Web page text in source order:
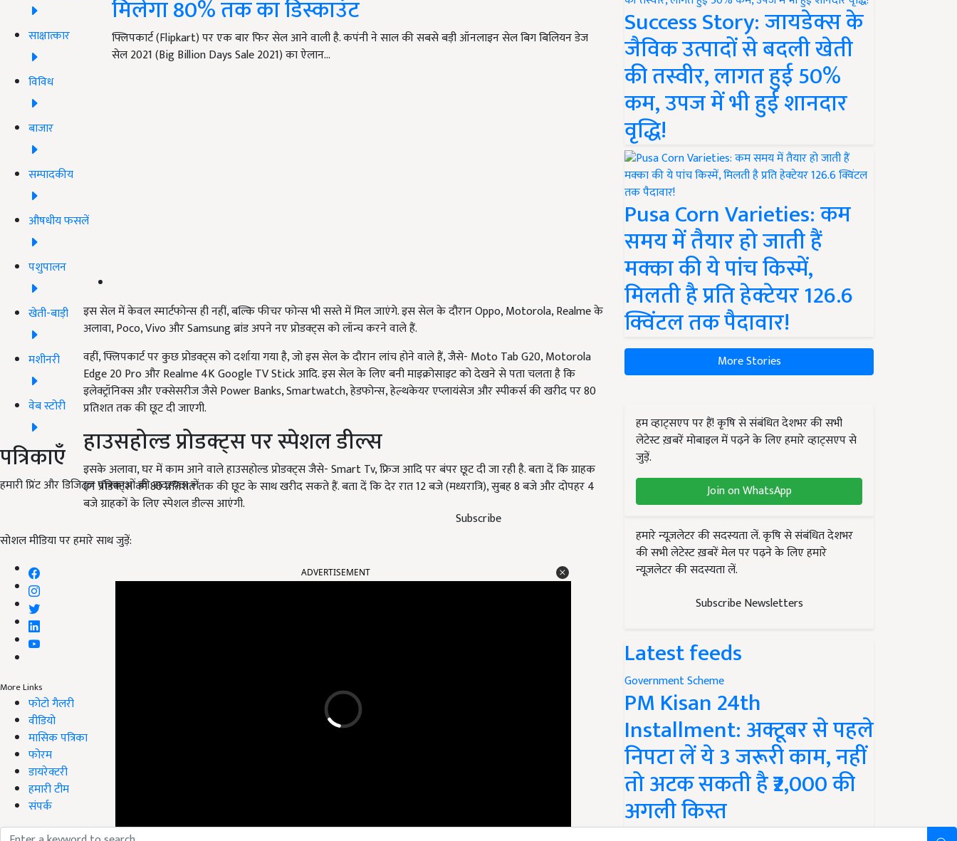
साक्षात्कार
विविध
बाजार
सम्पादकीय
औषधीय फसलें
पशुपालन
खेती-बाड़ी
मशीनरी
वेब स्टोरी
पत्रिकाएँ
हमारी प्रिंट और डिजिटल पत्रिकाओं की सदस्यता लें
Subscribe
सोशल मीडिया पर हमारे साथ जुड़ें:
More Links
फोटो गैलरी
वीडियो
मासिक पत्रिका
फोरम
डायरेक्टरी
हमारी टीम
संपर्क
मिलेगा 80% तक का डिस्काउंट
फ्लिपकार्ट (Flipkart) पर एक बार फिर सेल आने वाली है. कपंनी ने साल की सबसे बड़ी ऑनलाइन सेल बिग बिलियन डेज
सेल 2021 (Big Billion Days Sale 2021) का ऐलान…
इस सेल में केवल स्मार्टफोन्स ही नहीं, बल्कि फीचर फोन्स भी सस्ते में मिल जाएंगे. इस सेल के दौरान Oppo, Motorola, Realme के
अलावा, Poco, Vivo और Samsung ब्रांड अपने नए प्रोडक्ट्स को लॉन्च करने वाले हैं.
वहीं, फ्लिपकार्ट पर कुछ प्रोडक्ट्स को दर्शाया गया है, जो इस सेल के दौरान लांच होने वाले हैं, जैसे- Moto Tab G20, Motorola
Edge 20 Pro और Realme 4K Google TV Stick आदि. इस सेल के लिए बनी माइक्रोसाइट को देखने से पता चलता है कि
इलेक्ट्रॉनिक्स और एक्सेसरीज जैसे Power Banks, Smartwatch, हेडफोन्स, हेल्थकेयर एप्लायंसेज और स्पीकर्स की खरीद पर 80
प्रतिशत तक की छूट दी जाएगी.
हाउसहोल्ड प्रोडक्ट्स पर स्पेशल डील्स
इसके अलावा, घर में काम आने वाले हाउसहोल्ड प्रोडक्ट्स जैसे- Smart Tv, फ्रिज आदि पर बंपर छूट दी जा रही है. बता दें कि ग्राहक
इन प्रोडक्ट्स को 80 प्रतिशत तक की छूट के साथ खरीद सकते हैं. बता दें कि देर रात 12 बजे (मध्यरात्रि), सुबह 8 बजे और दोपहर 4
बजे ग्राहकों के लिए स्पेशल डील्स आएंगी.
Success Story: जायडेक्स के
जैविक उत्पादों से बदली खेती
की तस्वीर, लागत हुई 50%
कम, उपज में भी हुई शानदार
वृद्धि!
Pusa Corn Varieties: कम
समय में तैयार हो जाती हैं
मक्का की ये पांच किस्में,
मिलती है प्रति हेक्टेयर 126.6
क्विंटल तक पैदावार!
More Stories
हम व्हाट्सएप पर हैं! कृषि से संबंधित देशभर की सभी
लेटेस्ट ख़बरें मोबाइल में पढ़ने के लिए हमारे व्हाट्सएप से
जुड़ें.
Join on WhatsApp
हमारे न्यूज़लेटर की सदस्यता लें. कृषि से संबंधित देशभर
की सभी लेटेस्ट ख़बरें मेल पर पढ़ने के लिए हमारे
न्यूज़लेटर की सदस्यता लें.
Subscribe Newsletters
Latest feeds
Government Scheme
PM Kisan 24th
Installment: अक्टूबर से पहले
निपटा लें ये 3 जरूरी काम, नहीं
तो अटक सकती है ₹2,000 की
अगली किस्त